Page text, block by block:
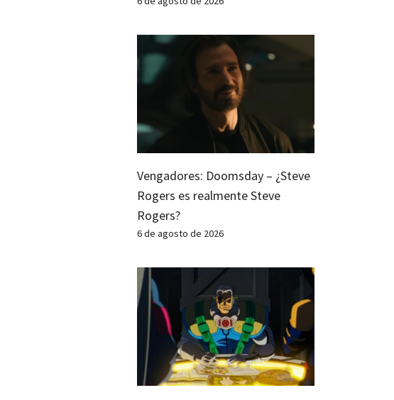
Vengadores: Doomsday – ¿Steve
Rogers es realmente Steve
Rogers?
6 de agosto de 2026